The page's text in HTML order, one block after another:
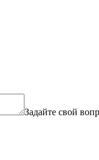
Задайте свой